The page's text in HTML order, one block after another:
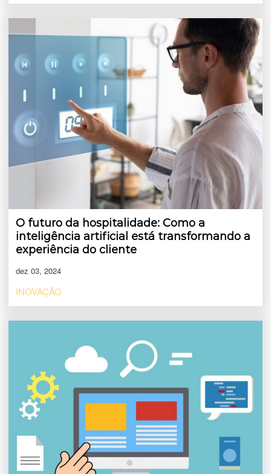
O futuro da hospitalidade: Como a
inteligência artificial está transformando a
experiência do cliente
dez 03, 2024
INOVAÇÃO